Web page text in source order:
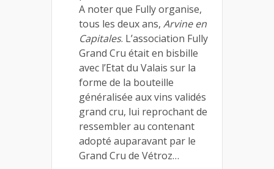
A noter que Fully organise,
tous les deux ans, Arvine en
Capitales. L’association Fully
Grand Cru était en bisbille
avec l’Etat du Valais sur la
forme de la bouteille
généralisée aux vins validés
grand cru, lui reprochant de
ressembler au contenant
adopté auparavant par le
Grand Cru de Vétroz…